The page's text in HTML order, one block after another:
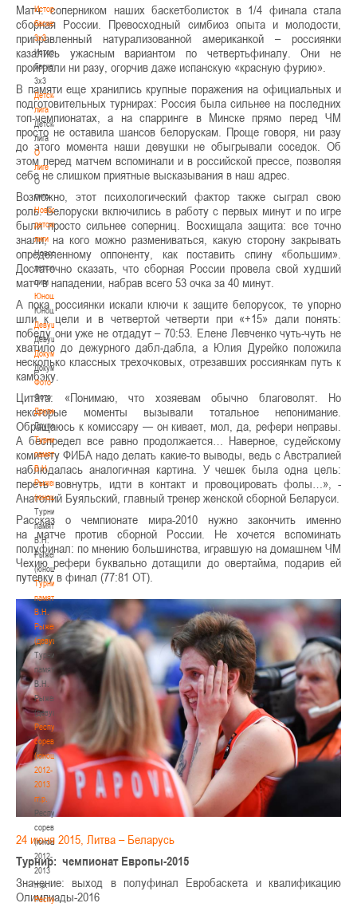
История
баскетбола
3х3
История
баскетбола
3х3
Детская
лига
Детская
лига
О
лиге
О
лиге
Новости
детской
лиги
Новости
детской
лиги
Юноши
Юноши
Девушки
Девушки
Документы
Документы
Фото
Фото
Другие
Другие
Турнир
памяти
В.Н.
Рыженкова
(юноши)
Турнир
памяти
В.Н.
Рыженкова
(юноши)
Турнир
памяти
В.Н.
Рыженкова
(девушки)
Турнир
памяти
В.Н.
Рыженкова
(девушки)
Республиканские
соревнования
(юноши)
2012-
2013
гг.р.
Республиканские
соревнования
(юноши)
2012-
2013
гг.р.
Республиканские
Матч: соперником наших баскетболисток в 1/4 финала стала
сборная России. Превосходный симбиоз опыта и молодости,
приправленный натурализованной американкой – россиянки
казались ужасным вариантом по четвертьфиналу. Они не
проиграли ни разу, огорчив даже испанскую «красную фурию».
В памяти еще хранились крупные поражения на официальных и
подготовительных турнирах: Россия была сильнее на последних
топ-чемпионатах, а на спарринге в Минске прямо перед ЧМ
просто не оставила шансов белорускам. Проще говоря, ни разу
до этого момента наши девушки не обыгрывали соседок. Об
этом перед матчем вспоминали и в российской прессе, позволяя
себе не слишком приятные высказывания в наш адрес.
Возможно, этот психологический фактор также сыграл свою
роль. Белоруски включились в работу с первых минут и по игре
были просто сильнее соперниц. Восхищала защита: все точно
знали, на кого можно размениваться, какую сторону закрывать
определенному оппоненту, как поставить спину «большим».
Достаточно сказать, что сборная России провела свой худший
матч в нападении, набрав всего 53 очка за 40 минут.
А пока россиянки искали ключи к защите белорусок, те упорно
шли к цели и в четвертой четверти при «+15» дали понять:
победу они уже не отдадут – 70:53. Елене Левченко чуть-чуть не
хватило до дежурного дабл-дабла, а Юлия Дурейко положила
несколько классных трехочковых, отрезавшихроссиянкам путь к
камбэку.
Цитата: «Понимаю, что хозяевам обычно благоволят. Но
некоторые моменты вызывали тотальное непонимание.
Обращаюсь к комиссару — он кивает, мол, да, рефери неправы.
А беспредел все равно продолжается… Наверное, судейскому
комитету ФИБА надо делать какие-то выводы, ведь с Австралией
наблюдалась аналогичная картина. У чешек была одна цель:
переть вовнутрь, идти в контакт и провоцировать фолы…», -
Анатолий Буяльский, главный тренер женской сборной Беларуси.
Рассказ о чемпионате мира-2010 нужно закончить именно
на матче против сборной России. Не хочется вспоминать
полуфинал: по мнению большинства, игравшую на домашнем ЧМ
Чехию рефери буквально дотащили до овертайма, подарив ей
путевку в финал (77:81 ОТ).
24 июня 2015, Литва – Беларусь
Турнир: чемпионат Европы-2015
Значение: выход в полуфинал Евробаскета и квалификацию
Олимпиады-2016